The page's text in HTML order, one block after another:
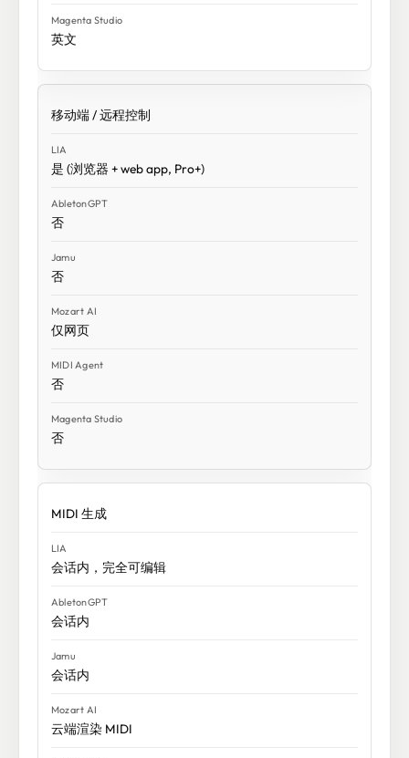
英文
移动端 / 远程控制
是 (浏览器 + web app, Pro+)
否
否
仅网页
否
否
MIDI 生成
会话内，完全可编辑
会话内
会话内
云端渲染 MIDI